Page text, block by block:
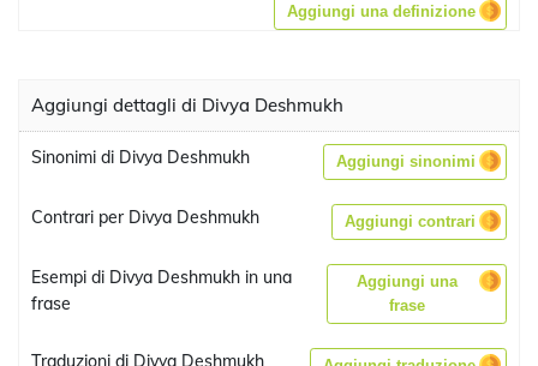
Aggiungi una definizione
Aggiungi dettagli di Divya Deshmukh
Sinonimi di Divya Deshmukh Aggiungi sinonimi
Contrari per Divya Deshmukh Aggiungi contrari
Esempi di Divya Deshmukh in una
frase
Aggiungi una
frase
Traduzioni di Divya Deshmukh